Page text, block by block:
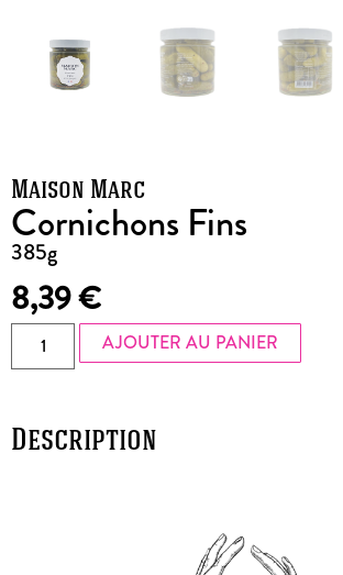
Maison Marc
Cornichons Fins
385g
8,39€
AJOUTER AU PANIER
Description